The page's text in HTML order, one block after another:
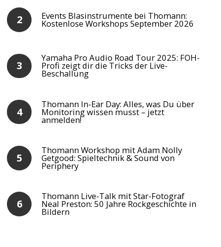
Events Blasinstrumente bei Thomann:
Kostenlose Workshops September 2026
Yamaha Pro Audio Road Tour 2025: FOH-
Profi zeigt dir die Tricks der Live-
Beschallung
Thomann In-Ear Day: Alles, was Du über
Monitoring wissen musst – jetzt
anmelden!
Thomann Workshop mit Adam Nolly
Getgood: Spieltechnik & Sound von
Periphery
Thomann Live-Talk mit Star-Fotograf
Neal Preston: 50 Jahre Rockgeschichte in
Bildern